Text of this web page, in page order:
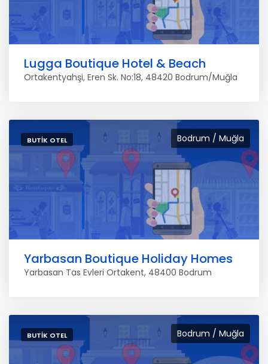
Lugga Boutique Hotel & Beach
Ortakentyahşi, Eren Sk. No:18, 48420 Bodrum/Muğla
Bodrum / Muğla
BUTIK OTEL
Yarbasan Boutique Holiday Homes
Yarbasan Tas Evleri Ortakent, 48400 Bodrum
Bodrum / Muğla
BUTIK OTEL